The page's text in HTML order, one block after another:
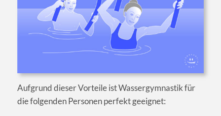
Aufgrund dieser Vorteile ist Wassergymnastik für
die folgenden Personen perfekt geeignet: